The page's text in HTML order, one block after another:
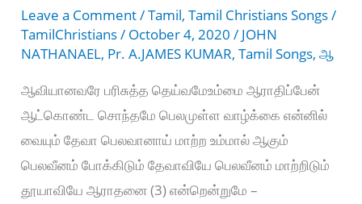
Leave a Comment/Tamil,Tamil Christians Songs/
TamilChristians/ October 4, 2020/ JOHN
NATHANAEL, Pr. A.JAMES KUMAR,Tamil Songs,ஆ
ஆவியானவரே பரிசுத்த தெய்வமேஉம்மை ஆராதிப்பேன்
ஆட்கொண்ட சொந்தமே பெலமுள்ள வாழ்க்கை என்னில்
வையும் தேவா பெலவானாய் மாற்ற உம்மால் ஆகும்
பெலவீனம் போக்கிடும் தேவாவியே பெலவீனம் மாற்றிடும்
தூயாவியே ஆராதனை (3) என்றென்றுமே –